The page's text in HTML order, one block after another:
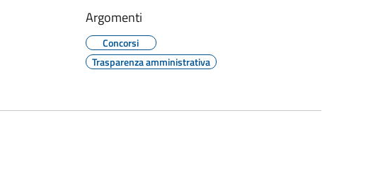
Argomenti
Concorsi
Trasparenza amministrativa